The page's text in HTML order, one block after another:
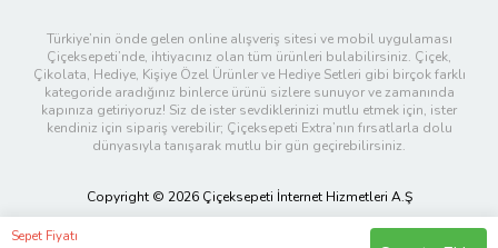
Sepet Fiyatı
Türkiye’nin önde gelen online alışveriş sitesi ve mobil uygulaması
Çiçeksepeti’nde, ihtiyacınız olan tüm ürünleri bulabilirsiniz. Çiçek,
Çikolata, Hediye, Kişiye Özel Ürünler ve Hediye Setleri gibi birçok farklı
kategoride aradığınız binlerce ürünü sizlere sunuyor ve zamanında
kapınıza getiriyoruz! Siz de ister sevdiklerinizi mutlu etmek için, ister
kendiniz için sipariş verebilir; Çiçeksepeti Extra’nın fırsatlarla dolu
dünyasıyla tanışarak mutlu bir gün geçirebilirsiniz.
Copyright © 2026 Çiçeksepeti İnternet Hizmetleri A.Ş